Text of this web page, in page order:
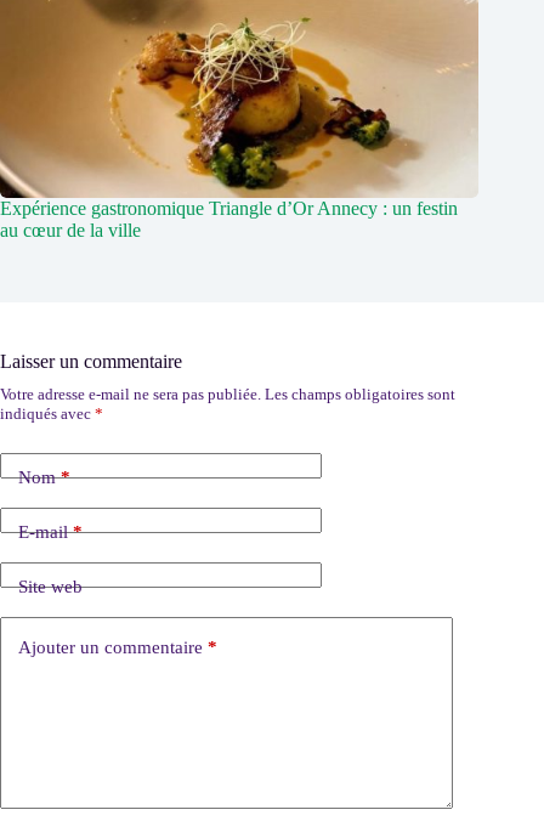
Expérience gastronomique Triangle d’Or Annecy : un festin
au cœur de la ville
Laisser un commentaire
Votre adresse e-mail ne sera pas publiée. Les champs obligatoires sont
indiqués avec *
Nom*
E-mail*
Site web
Ajouter un commentaire *